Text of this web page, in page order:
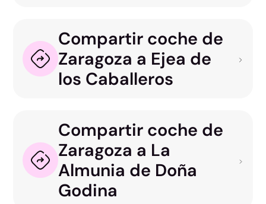
Compartir coche de
Zaragoza a Ejea de
los Caballeros
Compartir coche de
Zaragoza a La
Almunia de Doña
Godina